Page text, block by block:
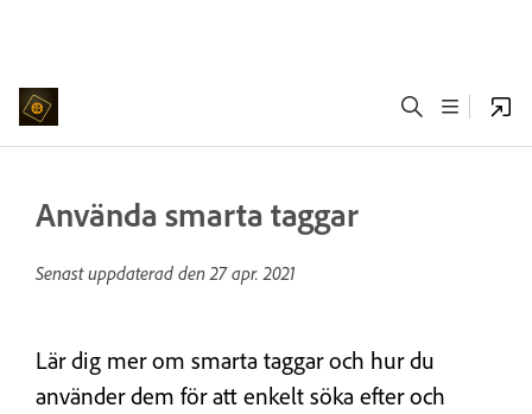
Använda smarta taggar
Senast uppdaterad den27 apr. 2021
Lär dig mer om smarta taggar och hur du
använder dem för att enkelt söka efter och